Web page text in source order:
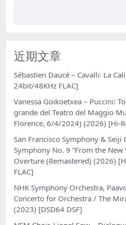
近期文章
Sébastien Daucé – Cavalli: La
24bit/48KHz FLAC]
Vanessa Goikoetxea – Puccini:
grande del Teatro del Maggio
Florence, 6/4/2024) (2026) [Hi-
San Francisco Symphony & Seiji
Symphony No. 9 “From the New
Overture (Remastered) (2026)
FLAC]
NHK Symphony Orchestra,
Concerto for Orchestra / The
(2023) [DSD64 DSF]